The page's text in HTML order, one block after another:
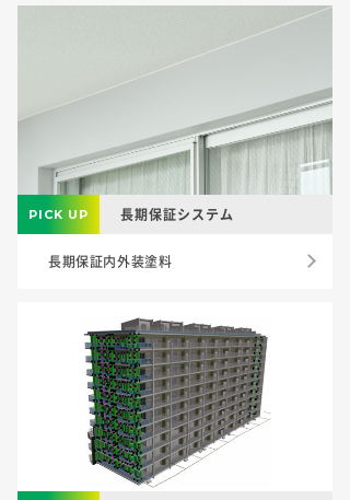
長期保証システム
長期保証内外装塗料